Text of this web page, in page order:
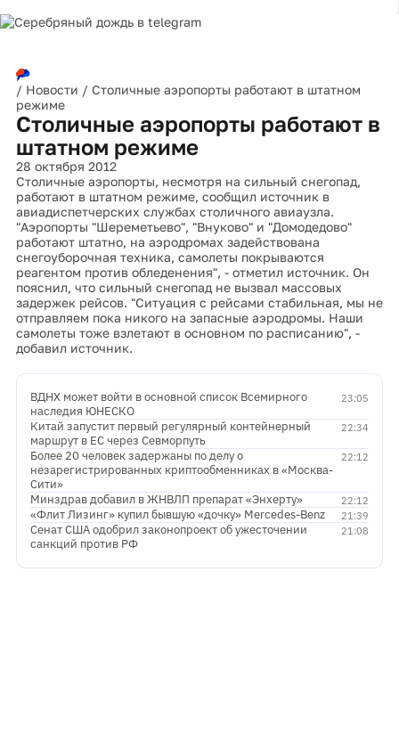
/ Новости / Столичные аэропорты работают в штатном
режиме
Столичные аэропорты работают в
штатном режиме
28 октября 2012
Столичные аэропорты, несмотря на сильный снегопад,
работают в штатном режиме, сообщил источник в
авиадиспетчерских службах столичного авиаузла.
"Аэропорты "Шереметьево", "Внуково" и "Домодедово"
работают штатно, на аэродромах задействована
снегоуборочная техника, самолеты покрываются
реагентом против обледенения", - отметил источник. Он
пояснил, что сильный снегопад не вызвал массовых
задержек рейсов. "Ситуация с рейсами стабильная, мы не
отправляем пока никого на запасные аэродромы. Наши
самолеты тоже взлетают в основном по расписанию", -
добавил источник.
23:05
ВДНХ может войти в основной список Всемирного
наследия ЮНЕСКО
22:34
Китай запустит первый регулярный контейнерный
маршрут в ЕС через Севморпуть
22:12
Более 20 человек задержаны по делу о
незарегистрированных криптообменниках в «Москва-
Сити»
22:12
Минздрав добавил в ЖНВЛП препарат «Энхерту»
21:39
«Флит Лизинг» купил бывшую «дочку» Mercedes-Benz
21:08
Сенат США одобрил законопроект об ужесточении
санкций против РФ